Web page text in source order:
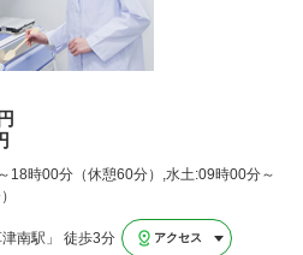
18時00分（休憩60分）,水土:09時00分～
南駅」 徒歩3分 アクセス